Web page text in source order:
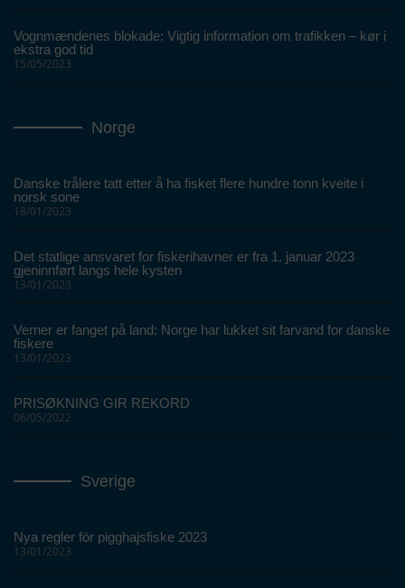
Vognmændenes blokade: Vigtig information om trafikken – kør i
ekstra god tid
15/05/2023
Norge
Danske trålere tatt etter å ha fisket flere hundre tonn kveite i
norsk sone
18/01/2023
Det statlige ansvaret for fiskerihavner er fra 1. januar 2023
gjeninnført langs hele kysten
13/01/2023
Verner er fanget på land: Norge har lukket sit farvand for danske
fiskere
13/01/2023
PRISØKNING GIR REKORD
06/05/2022
Sverige
Nya regler för pigghajsfiske 2023
13/01/2023